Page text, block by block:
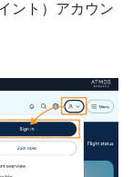
ント）アカウン